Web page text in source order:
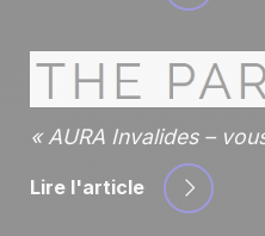
AURA Invalides –
Lire l'article